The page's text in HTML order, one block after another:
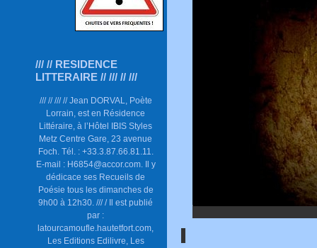
/// // RESIDENCE
LITTERAIRE // /// // ///
/// // /// // Jean DORVAL, Poète
Lorrain, est en Résidence
Littéraire, à l’Hôtel IBIS Styles
Metz Centre Gare, 23 avenue
Foch. Tél. : +33.3.87.66.81.11.
E-mail : H6854@accor.com. Il y
dédicace ses Recueils de
Poésie tous les dimanches de
9h00 à 12h30. /// / Il est publié
par :
latourcamoufle.hautetfort.com,
Les Editions Edilivre, Les